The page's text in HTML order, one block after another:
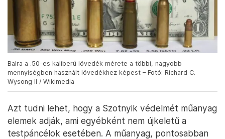
Balra a .50-es kaliberű lövedék mérete a többi, nagyobb
mennyiségben használt lövedékhez képest – Fotó: Richard C.
Wysong II / Wikimedia
Azt tudni lehet, hogy a Szotnyik védelmét műanyag
elemek adják, ami egyébként nem újkeletű a
testpáncélok esetében. A műanyag, pontosabban